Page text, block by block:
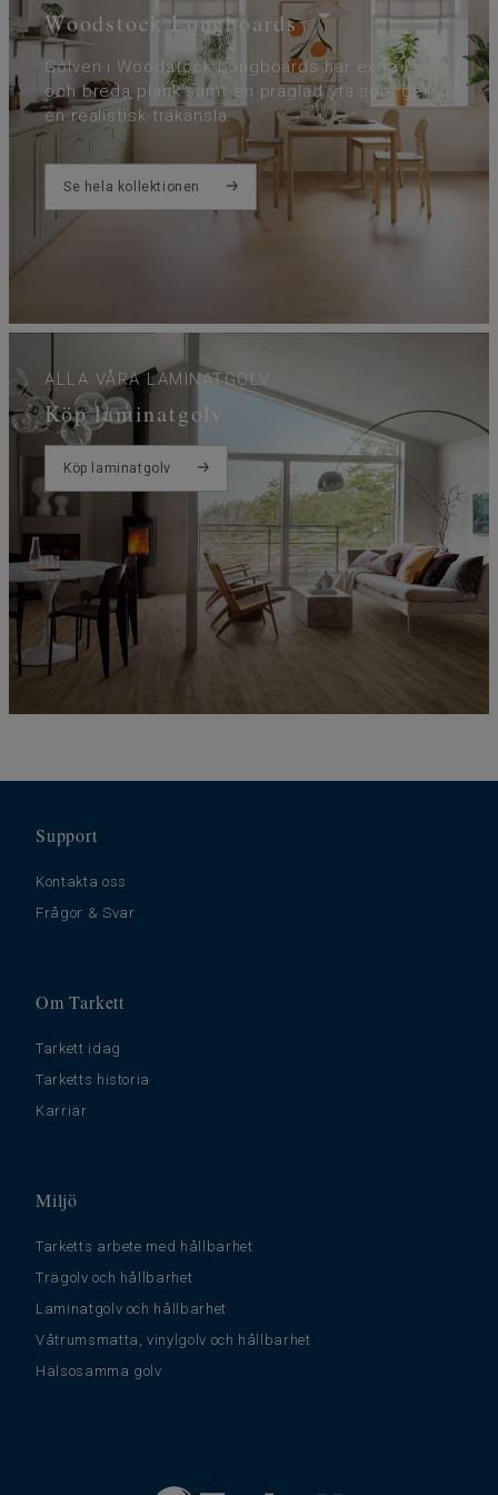
Woodstock Longboards
Golven i Woodstock Longboards har extra långa
och breda plank samt en präglad yta som ger
en realistisk träkänsla.
Se hela kollektionen
ALLA VÅRA LAMINATGOLV
Köp laminatgolv
Köp laminatgolv
Support
Kontakta oss
Frågor & Svar
Om Tarkett
Tarkett idag
Tarketts historia
Karriär
Miljö
Tarketts arbete med hållbarhet
Trägolv och hållbarhet
Laminatgolv och hållbarhet
Våtrumsmatta, vinylgolv och hållbarhet
Hälsosamma golv